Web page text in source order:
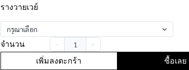
รางวายเวย์
กรุณาเลือก
จำนวน
เพิ่มลงตะกร้า ซื้อเลย